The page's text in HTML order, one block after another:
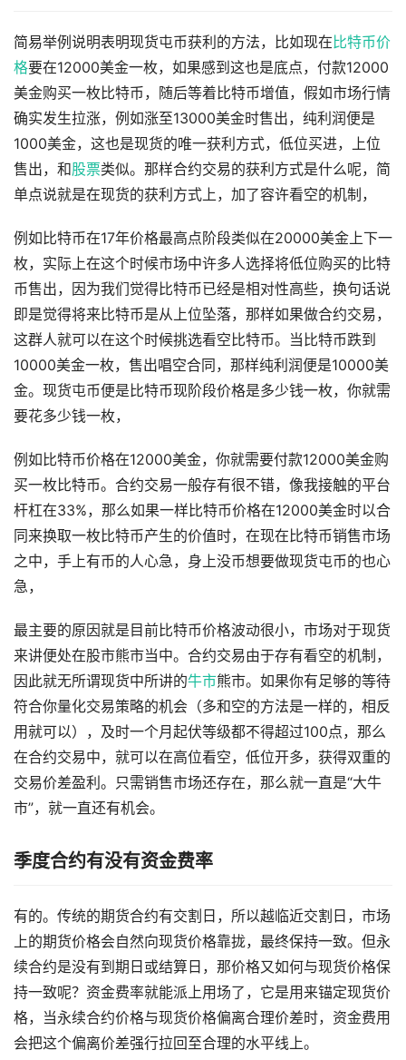
简易举例说明表明现货屯币获利的方法，比如现在 比特币价
格要在12000美金一枚，如果感到这也是底点，付款12000
美金购买一枚比特币，随后等着比特币增值，假如市场行情
确实发生拉涨，例如涨至13000美金时售出，纯利润便是
1000美金，这也是现货的唯一获利方式，低位买进，上位
售出，和股票类似。那样合约交易的获利方式是什么呢，简
单点说就是在现货的获利方式上，加了容许看空的机制，
例如比特币在17年价格最高点阶段类似在20000美金上下一
枚，实际上在这个时候市场中许多人选择将低位购买的比特
币售出，因为我们觉得比特币已经是相对性高些，换句话说
即是觉得将来比特币是从上位坠落，那样如果做合约交易，
这群人就可以在这个时候挑选看空比特币。当比特币跌到
10000美金一枚，售出唱空合同，那样纯利润便是10000美
金。现货屯币便是比特币现阶段价格是多少钱一枚，你就需
要花多少钱一枚，
例如比特币价格在12000美金，你就需要付款12000美金购
买一枚比特币。合约交易一般存有很不错，像我接触的平台
杆杠在33%，那么如果一样比特币价格在12000美金时以合
同来换取一枚比特币产生的价值时，在现在比特币销售市场
之中，手上有币的人心急，身上没币想要做现货屯币的也心
急，
最主要的原因就是目前比特币价格波动很小，市场对于现货
来讲便处在股市熊市当中。合约交易由于存有看空的机制，
因此就无所谓现货中所讲的牛市熊市。如果你有足够的等待
符合你量化交易策略的机会（多和空的方法是一样的，相反
用就可以），及时一个月起伏等级都不得超过100点，那么
在合约交易中，就可以在高位看空，低位开多，获得双重的
交易价差盈利。只需销售市场还存在，那么就一直是“大牛
市”，就一直还有机会。
季度合约有没有资金费率
有的。传统的期货合约有交割日，所以越临近交割日，市场
上的期货价格会自然向现货价格靠拢，最终保持一致。但永
续合约是没有到期日或结算日，那价格又如何与现货价格保
持一致呢？资金费率就能派上用场了，它是用来锚定现货价
格，当永续合约价格与现货价格偏离合理价差时，资金费用
会把这个偏离价差强行拉回至合理的水平线上。